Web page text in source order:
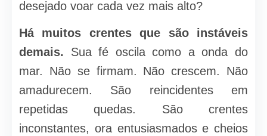
desejado voar cada vez mais alto?
Há muitos crentes que são instáveis
demais. Sua fé oscila como a onda do
mar. Não se firmam. Não crescem. Não
amadurecem. São reincidentes em
repetidas quedas. São crentes
inconstantes, ora entusiasmados e cheios